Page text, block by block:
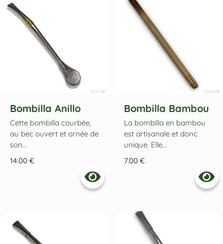
Bombilla Anillo
Cette bombilla courbée,
au bec ouvert et ornée de
son...
14.00 €
Bombilla Bambou
La bombilla en bambou
est artisanale et donc
unique. Elle...
7.00 €